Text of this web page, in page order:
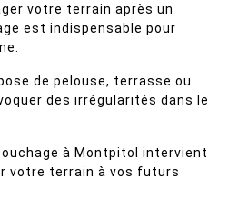
votre terrain après un
est indispensable pour
de pelouse, terrasse ou
des irrégularités dans le
à Montpitol intervient
votre terrain à vos futurs